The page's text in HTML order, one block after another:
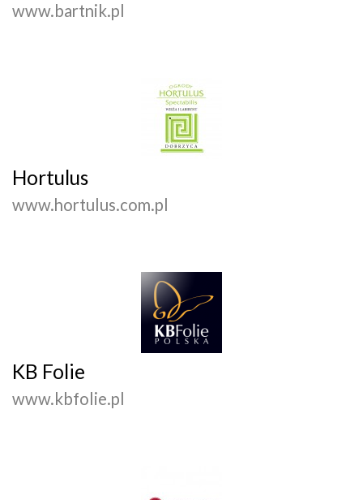
www.bartnik.pl
Hortulus
www.hortulus.com.pl
KB Folie
www.kbfolie.pl